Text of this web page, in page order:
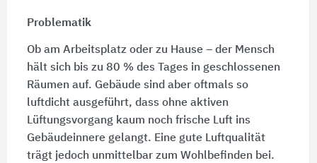
Problematik
Ob am Arbeitsplatz oder zu Hause – der Mensch
hält sich bis zu 80 %des Tages in geschlossenen
Räumen auf. Gebäude sind aber oftmals so
luftdicht ausgeführt, dass ohne aktiven
Lüftungsvorgang kaum noch frische Luft ins
Gebäudeinnere gelangt. Eine gute Luftqualität
trägt jedoch unmittelbar zum Wohlbefinden bei.